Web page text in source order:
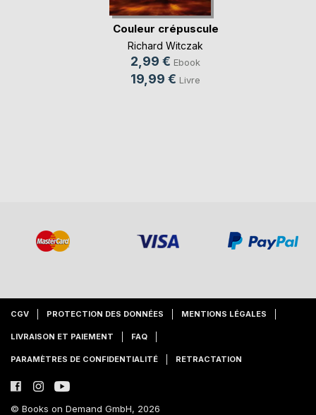
Couleur crépuscule
Richard Witczak
2,99 € Ebook
19,99 € Livre
CGV PROTECTION DES DONNÉES MENTIONS LÉGALES
LIVRAISON ET PAIEMENT FAQ
PARAMÈTRES DE CONFIDENTIALITÉ RETRACTATION
© Books on Demand GmbH, 2026